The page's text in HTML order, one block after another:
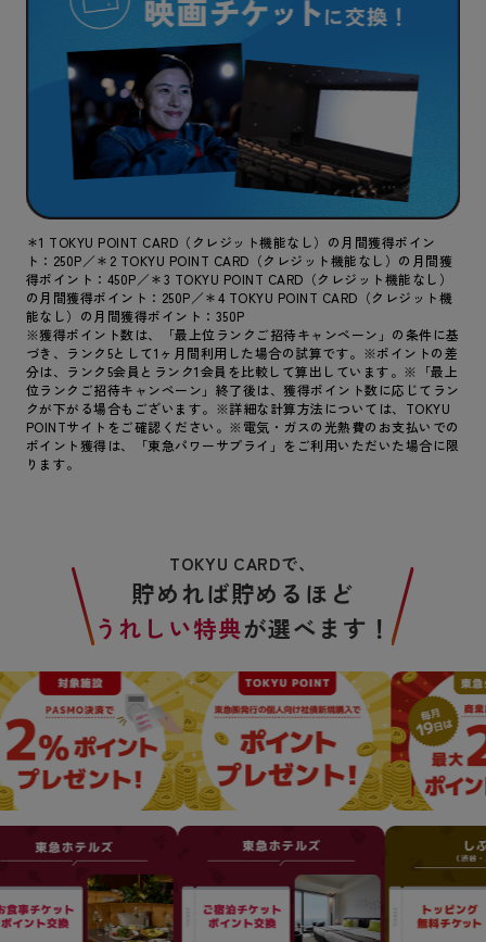
＊1 TOKYU POINT CARD（クレジット機能なし）の月間獲得ポイン
ト：250P／＊2 TOKYU POINT CARD（クレジット機能なし）の月間獲
得ポイント：450P／＊3 TOKYU POINT CARD（クレジット機能なし）
の月間獲得ポイント：250P／＊4 TOKYU POINT CARD（クレジット機
能なし）の月間獲得ポイント：350P
※獲得ポイント数は、「最上位ランクご招待キャンペーン」の条件に基
づき、ランク5として1ヶ月間利用した場合の試算です。※ポイントの差
分は、ランク5会員とランク1会員を比較して算出しています。※「最上
位ランクご招待キャンペーン」終了後は、獲得ポイント数に応じてラン
クが下がる場合もございます。※詳細な計算方法については、TOKYU
POINTサイトをご確認ください。※電気・ガスの光熱費のお支払いでの
ポイント獲得は、「東急パワーサプライ」をご利用いただいた場合に限
ります。
TOKYU CARDで、
貯めれば貯めるほど
うれしい特典が選べます！